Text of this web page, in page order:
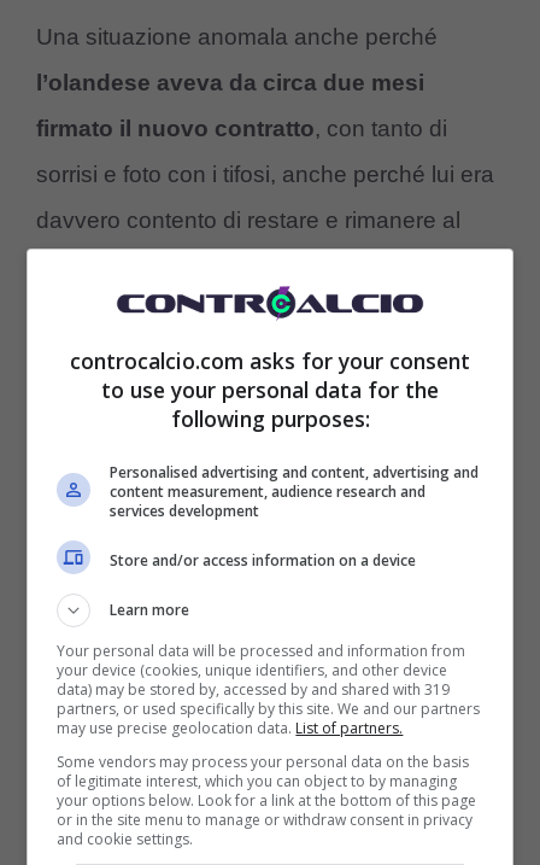
Una situazione anomala anche perché
l’olandese aveva da circa due mesi
firmato il nuovo contratto, con tanto di
sorrisi e foto con i tifosi, anche perché lui era
davvero contento di restare e rimanere al
bandiera o qualcosa di simile, ma mai
avrebbe immaginato che dopo il rinnovo
potesse già partire per la prossima stagione.
dal 1,6 milioni di euro a quasi 4 ogni anno
per altri cinque anni con un lordo per il
che è di 4,59 milioni di euro considerando gli
effetti positivi del Decreto Crescita, di cui
Reijndersancora gode. Ma è durata poco la
festa anche perché ilCity e il Real Madrid
sono decise sul giocatore, anche se gli
controcalcio.com asks for your consent
to use your personal data for the
following purposes:
Personalised advertising and content, advertising and
content measurement, audience research and
services development
Store and/or access information on a device
Learn more
Your personal data will be processed and information from
your device (cookies, unique identifiers, and other device
data) may be stored by, accessed by and shared with 319
partners, or used specifically by this site. We and our partners
may use precise geolocation data. List of partners.
Some vendors may process your personal data on the basis
of legitimate interest, which you can object to by managing
your options below. Look for a link at the bottom of this page
or in the site menu to manage or withdraw consent in privacy
and cookie settings.